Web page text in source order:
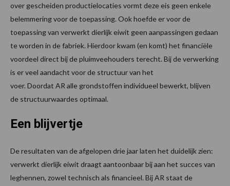
over gescheiden productielocaties vormt deze eis geen enkele
belemmering voor de toepassing. Ook hoefde er voor de
toepassing van verwerkt dierlijk eiwit geen aanpassingen gedaan
te worden in de fabriek. Hierdoor kwam (en komt) het financiële
voordeel direct bij de pluimveehouders terecht. Bij de verwerking
is er veel aandacht voor de structuur van het
voer. Doordat AR alle grondstoffen individueel bewerkt, blijven
de structuurwaardes optimaal.
Een blijvertje
De resultaten van de afgelopen drie jaar laten het duidelijk zien:
verwerkt dierlijk eiwit draagt aantoonbaar bij aan het succes van
leghennen, zowel technisch als financieel. Bij AR staat de